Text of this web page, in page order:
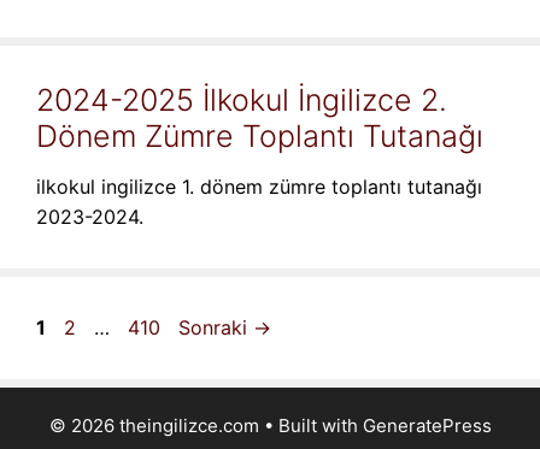
2024-2025 İlkokul İngilizce 2.
Dönem Zümre Toplantı Tutanağı
ilkokul ingilizce 1. dönem zümre toplantı tutanağı
2023-2024.
Sayfa
1 Sayfa
2 … Sayfa
410 Sonraki →
© 2026 theingilizce.com • Built with GeneratePress